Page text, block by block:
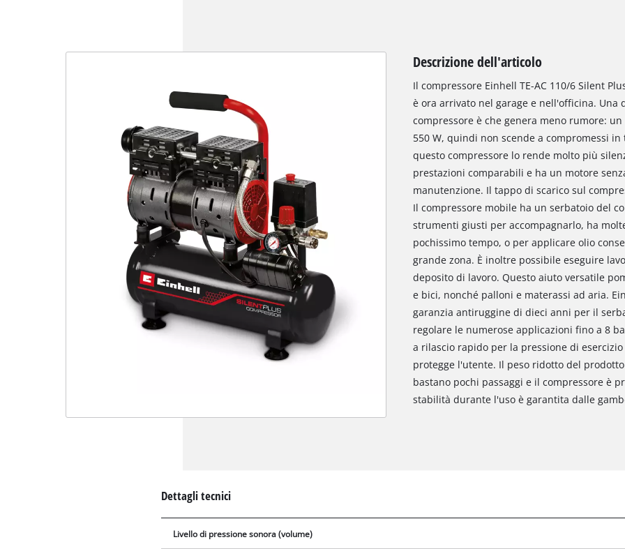
Descrizione dell'articolo
Il compressore Einhell TE-AC 110/6 Silent
è ora arrivato nel garage e nell'officina.
compressore è che genera meno rumore:
550 W, quindi non scende a compromessi
questo compressore lo rende molto più
prestazioni comparabili e ha un motore
manutenzione. Il tappo di scarico sul
Il compressore mobile ha un serbatoio del
strumenti giusti per accompagnarlo, ha
pochissimo tempo, o per applicare olio
grande zona. È inoltre possibile eseguire
deposito di lavoro. Questo aiuto versatile
e bici, nonché palloni e materassi ad aria.
garanzia antiruggine di dieci anni per il
regolare le numerose applicazioni fino a 8
a rilascio rapido per la pressione di
protegge l'utente. Il peso ridotto del
bastano pochi passaggi e il compressore è
stabilità durante l'uso è garantita dalle
Dettagli tecnici
Livello di pressione sonora (volume)